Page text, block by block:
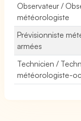
Observateur /
météorologiste
Prévisionniste
armées
Technicien /
météorologiste-